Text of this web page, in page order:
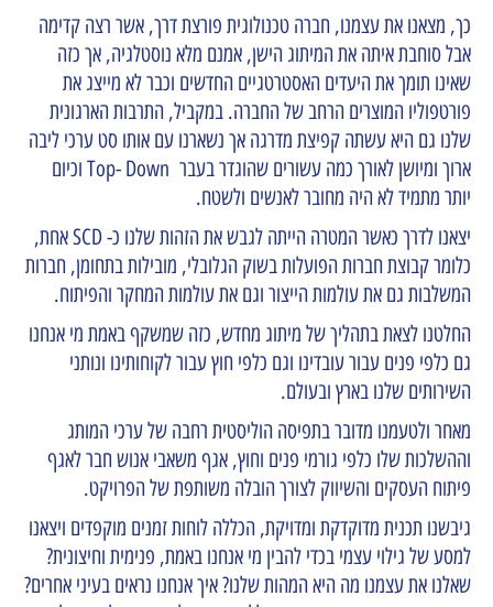
כך, מצאנו את עצמנו, חברה טכנולוגית פורצת דרך, אשר רצה קדימה
אבל סוחבת איתה את המיתוג הישן, אמנם מלא נוסטלגיה, אך כזה
שאינו תומך את היעדים האסטרטגיים החדשים וכבר לא מייצג את
פורטפוליו המוצרים הרחב של החברה. במקביל, התרבות הארגונית
שלנו גם היא עשתה קפיצת מדרגה אך נשארנו עם אותו סט ערכי ליבה
ארוך ומיושן לאורך כמה עשורים שהוגדר בעבר
וכיום
יותר מתמיד לא היה מחובר לאנשים ולשטח.
יצאנו לדרך כאשר המטרה הייתה לגבש את הזהות שלנו כ- SCD אחת,
כלומר קבוצת חברות הפועלות בשוק הגלובלי, מובילות בתחומן, חברות
המשלבות גם את עולמות הייצור וגם את עולמות המחקר והפיתוח.
החלטנו לצאת בתהליך של מיתוג מחדש, כזה שמשקף באמת מי אנחנו
גם כלפי פנים עבור עובדינו וגם כלפי חוץ עבור לקוחותינו ונותני
השירותים שלנו בארץ ובעולם.
מאחר ולטעמנו מדובר בתפיסה הוליסטית רחבה של ערכי המותג
וההשלכות שלו כלפי גורמי פנים וחוץ, אגף משאבי אנוש חבר לאגף
פיתוח העסקים והשיווק לצורך הובלה משותפת של הפרויקט.
גיבשנו תכנית מדוקדקת ומדויקת, הכללה לוחות זמנים מוקפדים ויצאנו
למסע של גילוי עצמי בכדי להבין מי אנחנו באמת, פנימית וחיצונית?
שאלנו את עצמנו מה היא המהות שלנו? איך אנחנו נראים בעיני אחרים?